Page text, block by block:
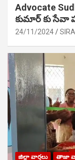
Advocate
కుమార్ కు సేవా
24/11/2024
జిల్లా వార్తలు తాజా